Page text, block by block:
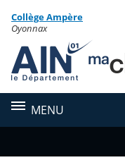
Menu de la rubrique
Contenu
Collège Ampère
Oyonnax
MENU